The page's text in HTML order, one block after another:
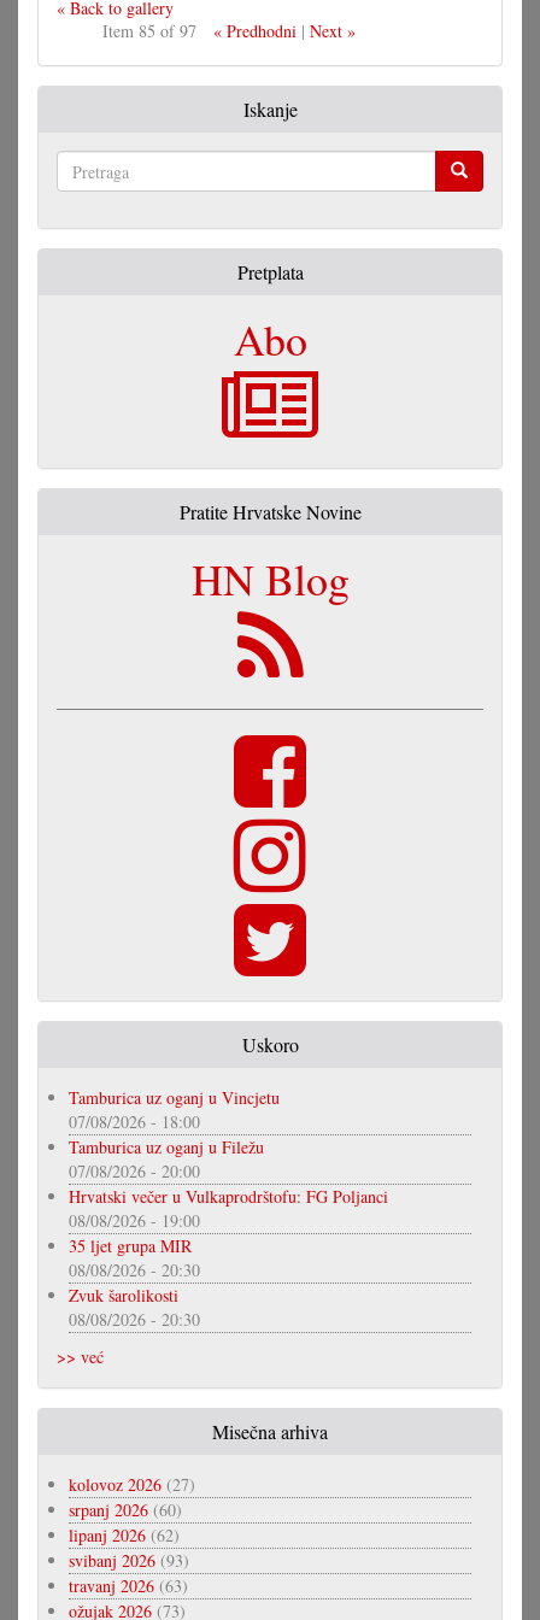
« Back to gallery
Item 85 of 97
« Predhodni| Next »
Iskanje
Pretplata
Abo
Pratite Hrvatske Novine
HN Blog
Uskoro
Tamburica uz oganj u Vincjetu
07/08/2026 - 18:00
Tamburica uz oganj u Filežu
07/08/2026 - 20:00
Hrvatski večer u Vulkaprodrštofu: FG Poljanci
08/08/2026 - 19:00
35 ljet grupa MIR
08/08/2026 - 20:30
Zvuk šarolikosti
08/08/2026 - 20:30
>> već
Misečna arhiva
kolovoz 2026 (27)
srpanj 2026 (60)
lipanj 2026 (62)
svibanj 2026 (93)
travanj 2026 (63)
ožujak 2026 (73)